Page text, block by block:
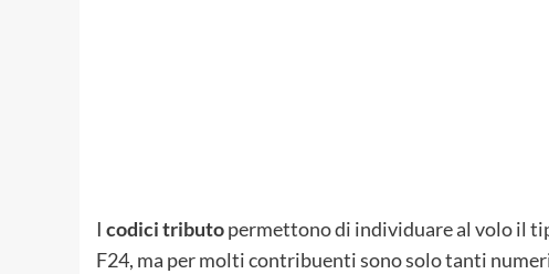
I codici tributopermettono di individuare al volo il
F24, ma per molti contribuenti sono solo tanti